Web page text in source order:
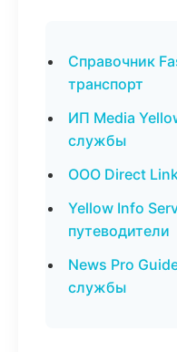
Справочник
транспорт
ИП Media
службы
ООО Direct
Yellow Info
путеводители
News Pro
службы